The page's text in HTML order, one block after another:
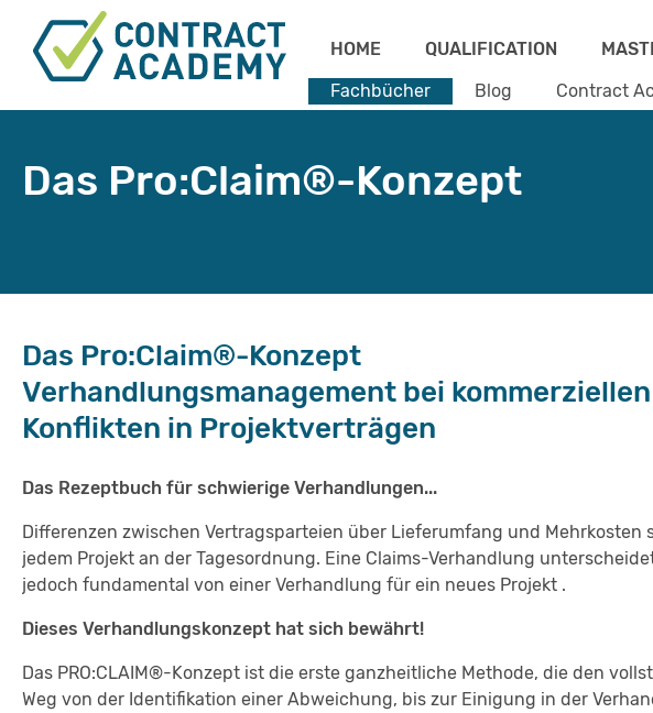
HOME QUALIFICATION
Fachbücher
Blog Contract
Das Pro:Claim®-Konzept
Das Pro:Claim®-Konzept
Verhandlungsmanagement bei kommerziellen
Konflikten in Projektverträgen
Das Rezeptbuch für schwierige Verhandlungen...
Differenzen zwischen Vertragsparteien über Lieferumfang und Mehrkosten
jedem Projekt an der Tagesordnung. Eine Claims-Verhandlung
jedoch fundamental von einer Verhandlung für ein neues Projekt .
Dieses Verhandlungskonzept hat sich bewährt!
Das PRO:CLAIM®-Konzept ist die erste ganzheitliche Methode, die den
Weg von der Identifikation einer Abweichung, bis zur Einigung in der